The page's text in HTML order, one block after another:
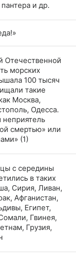
и др.
Отечественной
морских
100 тысяч
такие
Москва,
Одесса.
смертью» или
(1)
с середины
в таких
Сирия, Ливан,
Афганистан,
Египет,
Гвинея,
Грузия,